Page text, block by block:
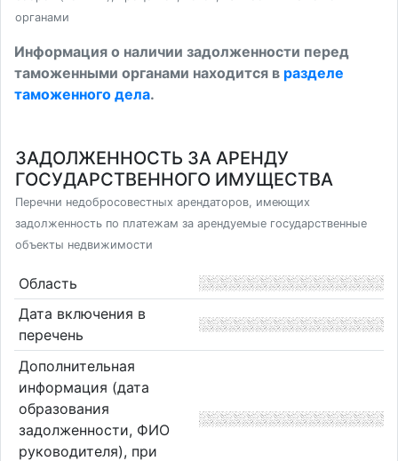
органами
Информация о наличии задолженности перед
таможенными органами находится в разделе
таможенного дела.
ЗАДОЛЖЕННОСТЬ ЗА АРЕНДУ
ГОСУДАРСТВЕННОГО ИМУЩЕСТВА
Перечни недобросовестных арендаторов, имеющих
задолженность по платежам за арендуемые государственные
объекты недвижимости
Область
Дата включения в
перечень
Дополнительная
информация (дата
образования
задолженности, ФИО
руководителя), при